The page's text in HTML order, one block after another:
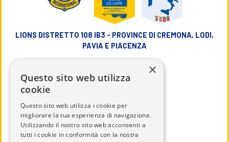
LIONS DISTRETTO 108 IB3 - PROVINCE DI CREMONA, LODI,
PAVIA E PIACENZA
CHI SIAMO
×
Questo sito web utilizza
cookie
Questo sito web utilizza i cookie per
migliorare la tua esperienza di navigazione.
Utilizzando il nostro sito web acconsenti a
tutti i cookie in conformità con la nostra